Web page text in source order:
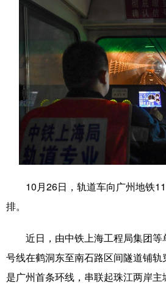
台湾 思客智库 全
文化 书画
访谈 视频
法律 中央文件
食品 信
学术中国 乡村振兴
城市 旅游
公益 一带一路
文化产业
10月26日，轨道车向广州地铁11
排。
近日，由中铁上海工程局集团等
号线在鹤洞东至南石路区间隧道铺
是广州首条环线，串联起珠江两岸